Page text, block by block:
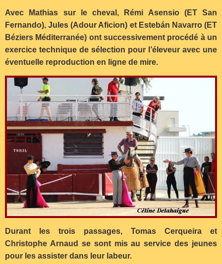
Avec Mathias sur le cheval, Rémi Asensio (ET San
Fernando), Jules (Adour Aficion) et Estebán Navarro (ET
Béziers Méditerranée) ont successivement procédé à un
exercice technique de sélection pour l’éleveur avec une
éventuelle reproduction en ligne de mire.
Durant les trois passages, Tomas Cerqueira et
Christophe Arnaud se sont mis au service des jeunes
pour les assister dans leur labeur.